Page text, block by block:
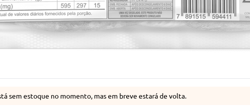
sem estoque no momento, mas em breve estará de volta.